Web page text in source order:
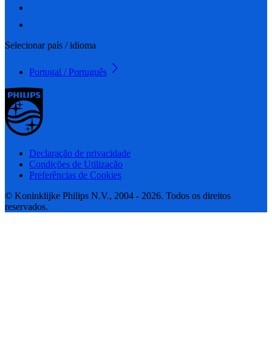
Selecionar país / idioma
Portugal / Português
Declaração de privacidade
Condições de Utilização
Preferências de Cookies
© Koninklijke Philips N.V., 2004 - 2026. Todos os direitos
reservados.